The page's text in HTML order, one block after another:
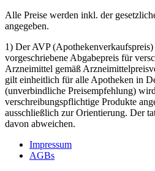
Alle Preise werden inkl. der
angegeben.
1) Der AVP (Apothekenverkaufspreis)
vorgeschriebene Abgabepreis für
Arzneimittel gemäß
gilt einheitlich für alle Apotheken in
(unverbindliche Preisempfehlung)
verschreibungspflichtige Produkte
ausschließlich zur Orientierung. Der
davon abweichen.
Impressum
AGBs